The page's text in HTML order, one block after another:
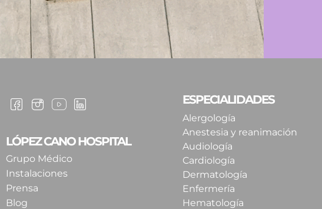
LÓPEZ CANO HOSPITAL
Grupo Médico
Instalaciones
Prensa
Blog
ESPECIALIDADES
Alergología
Anestesia y reanimación
Audiología
Cardiología
Dermatología
Enfermería
Hematología